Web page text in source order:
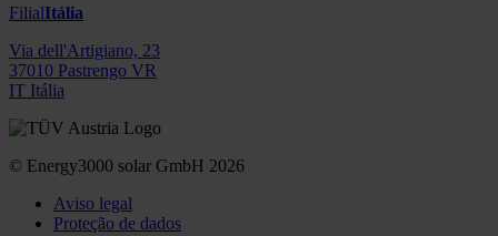
FilialItália
Via dell'Artigiano, 23
37010 Pastrengo VR
IT Itália
© Energy3000 solar GmbH 2026
Aviso legal
Proteção de dados